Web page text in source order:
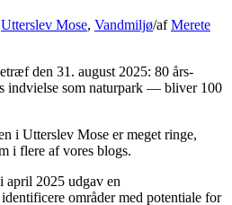
Utterslev Mose, Vandmiljø/afMerete
den 31. august 2025: 80 års-
indvielse som naturpark — bliver 100
i Utterslev Mose er meget ringe,
i flere af vores blogs.
2025 udgav en
områder med potentiale for